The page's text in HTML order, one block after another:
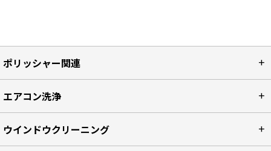
ポリッシャー関連
エアコン洗浄
ウインドウクリーニング